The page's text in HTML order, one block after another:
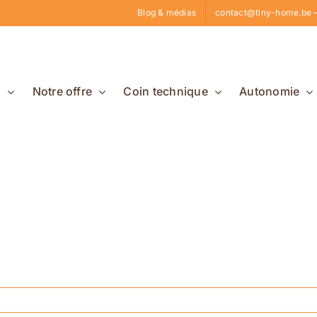
Blog & médias contact@tiny-home.be
Notre offre Coin technique Autonomie